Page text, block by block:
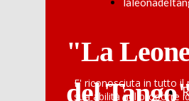
"La
del
E' riconosciuta in tutto il
sua abilità nel proporre